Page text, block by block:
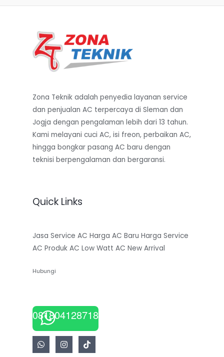
Zona Teknik adalah penyedia layanan service
dan penjualan AC terpercaya di Sleman dan
Jogja dengan pengalaman lebih dari 13 tahun.
Kami melayani cuci AC, isi freon, perbaikan AC,
hingga bongkar pasang AC baru dengan
teknisi berpengalaman dan bergaransi.
Quick Links
Jasa Service AC Harga AC Baru Harga Service
AC Produk AC Low Watt AC New Arrival
Hubungi
081804128718